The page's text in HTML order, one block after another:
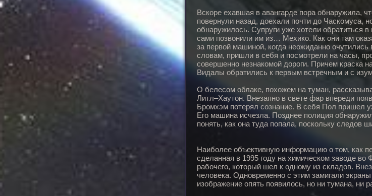
Вскоре ехавшая в авангарде пора обнаружила,
повернули назад, доехали почти до Часкомуса,
обнаружилось. Супруги уже хотели обратиться
сами позвонили им из… Мехико. Как они там
за первой машиной, когда неожиданно очутились
словам, пришли в себя и посмотрели на часы,
совершенно незнакомой дороги. Причем краска
Видалы обратились к первым встречным и с
О белесом облаке, похожем на туман,
Литл–Хаутон. Внезапно в свете фар впереди
Бромхэм потерял сознание. В себя Пол пришел
Его машина исчезла. Позднее полиция
понять, как она туда попала, поскольку следов
Наиболее объективную информацию о том, как
сделанная в 1995 году на химическом заводе
рабочего, который шел к одному из складов.
человека. Одновременно с этим замигали
изображение опять появилось, но ни тумана, ни